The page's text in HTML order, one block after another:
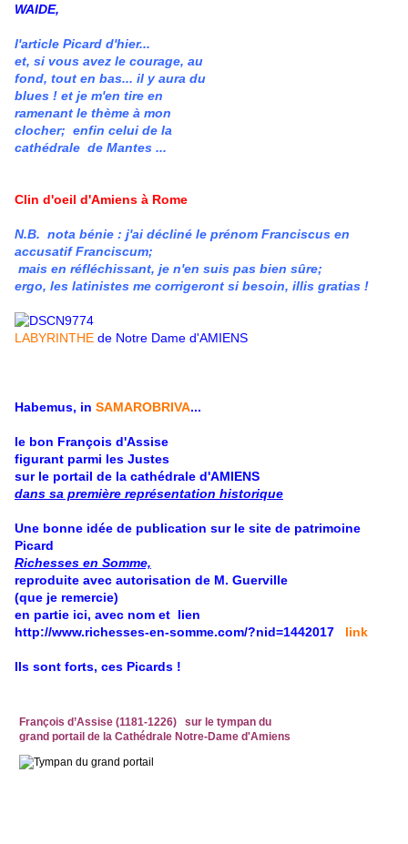
WAIDE,
l'article Picard d'hier...
et, si vous avez le courage, au
fond, tout en bas... il y aura du
blues ! et je m'en tire en
ramenant le thème à mon
clocher; enfin celui de la
cathédrale de Mantes ...
Clin d'oeil d'Amiens à Rome
N.B. nota bénie : j'ai décliné le prénom Franciscus en
accusatif Franciscum;
mais en réfléchissant, je n'en suis pas bien sûre;
ergo, les latinistes me corrigeront si besoin, illis gratias !
LABYRINTHE de Notre Dame d'AMIENS
Habemus, in SAMAROBRIVA...
le bon François d'Assise
figurant parmi les Justes
sur le portail de la cathédrale d'AMIENS
dans sa première représentation historique
Une bonne idée de publication sur le site de patrimoine
Picard
Richesses en Somme,
reproduite avec autorisation de M. Guerville
(que je remercie)
en partie ici, avec nom et lien
http://www.richesses-en-somme.com/?nid=1442017 link
Ils sont forts, ces Picards !
François d’Assise (1181-1226) sur le tympan du
grand portail de la Cathédrale Notre-Dame d'Amiens